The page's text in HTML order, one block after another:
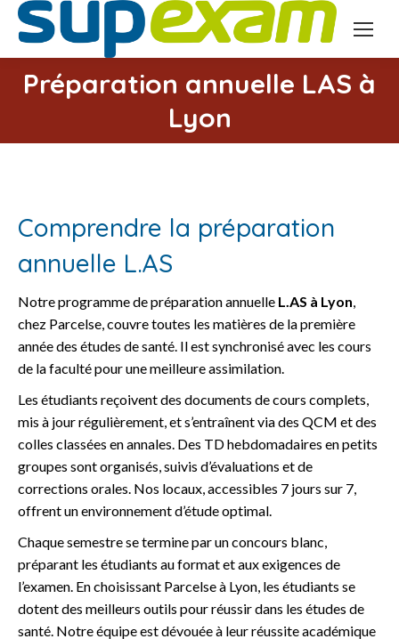
Préparation annuelle LAS à
Lyon
Comprendre la préparation
annuelle L.AS
Notre programme de préparation annuelle L.AS à Lyon,
chez Parcelse, couvre toutes les matières de la première
année des études de santé. Il est synchronisé avec les cours
de la faculté pour une meilleure assimilation.
Les étudiants reçoivent des documents de cours complets,
mis à jour régulièrement, et s’entraînent via des QCM et des
colles classées en annales. Des TD hebdomadaires en petits
groupes sont organisés, suivis d’évaluations et de
corrections orales. Nos locaux, accessibles 7 jours sur 7,
offrent un environnement d’étude optimal.
Chaque semestre se termine par un concours blanc,
préparant les étudiants au format et aux exigences de
l’examen. En choisissant Parcelse à Lyon, les étudiants se
dotent des meilleurs outils pour réussir dans les études de
santé. Notre équipe est dévouée à leur réussite académique